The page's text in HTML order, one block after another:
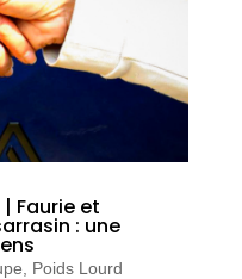
| Faurie et
: une
Poids Lourd